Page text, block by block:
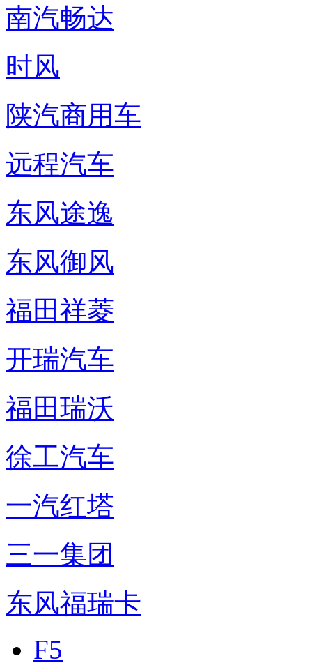
南汽畅达
时风
陕汽商用车
远程汽车
东风途逸
东风御风
福田祥菱
开瑞汽车
福田瑞沃
徐工汽车
一汽红塔
三一集团
东风福瑞卡
F5